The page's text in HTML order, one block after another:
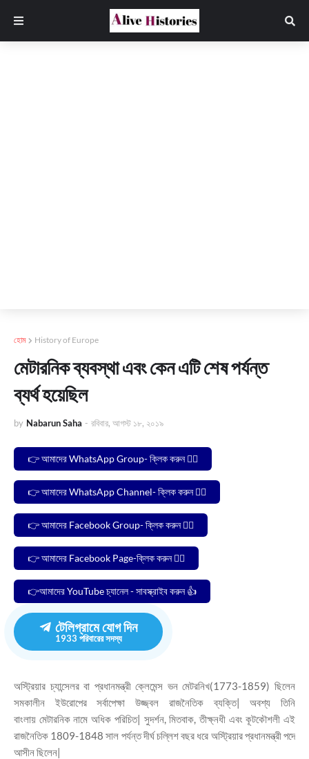
হোম History of Europe
মেটারনিক ব্যবস্থা এবং কেন এটি শেষ পর্যন্ত
ব্যর্থ হয়েছিল
by Nabarun Saha - রবিবার, আগস্ট ১৮, ২০১৯
👉 আমাদের WhatsApp Group- ক্লিক করুন 🙋‍♂️
👉 আমাদের WhatsApp Channel- ক্লিক করুন 🙋‍♂️
👉 আমাদের Facebook Group- ক্লিক করুন 🙋‍♂️
👉 আমাদের Facebook Page-ক্লিক করুন 🙋‍♂️
👉আমাদের YouTube চ্যানেল - সাবস্ক্রাইব করুন 👍
টেলিগ্রামে যোগ দিন
1933 পরিবারের সদস্য
অস্ট্রিয়ার চ্যান্সেলর বা প্রধানমন্ত্রী ক্লেমেন্স ভন মেটরনিখ(1773-1859) ছিলেন
সমকালীন ইউরোপের সর্বাপেক্ষা উজ্জ্বল রাজনৈতিক ব্যক্তি|অবশ্য তিনি
বাংলায় মেটারনিকনামে অধিক পরিচিত| সুদর্শন, মিতবাক, তীক্ষ্নধী এবং কূটকৌশলী এই
রাজনৈতিক 1809-1848 সাল পর্যন্ত দীর্ঘ চল্লিশ বছর ধরে অস্ট্রিয়ারপ্রধানমন্ত্রী পদে
আসীন ছিলেন|